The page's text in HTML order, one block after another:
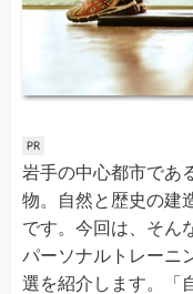
岩手の中心都市であ
物。自然と歴史の建
です。今回は、そん
パーソナルトレーニ
選を紹介します。「